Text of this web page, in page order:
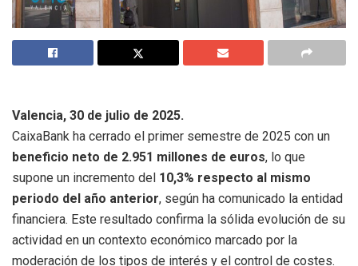
Valencia, 30 de julio de 2025.
CaixaBank ha cerrado el primer semestre de 2025 con un
beneficio neto de 2.951 millones de euros, lo que
supone un incremento del 10,3% respecto al mismo
periodo del año anterior, según ha comunicado la entidad
financiera. Este resultado confirma la sólida evolución de su
actividad en un contexto económico marcado por la
moderación de los tipos de interés y el control de costes.